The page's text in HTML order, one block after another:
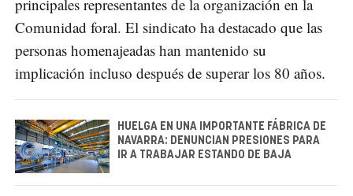
principales representantes de la organización en la
Comunidad foral. El sindicato ha destacado que las
personas homenajeadas han mantenido su
implicación incluso después de superar los 80 años.
HUELGA EN UNA IMPORTANTE FÁBRICA DE
NAVARRA: DENUNCIAN PRESIONES PARA
IR A TRABAJAR ESTANDO DE BAJA